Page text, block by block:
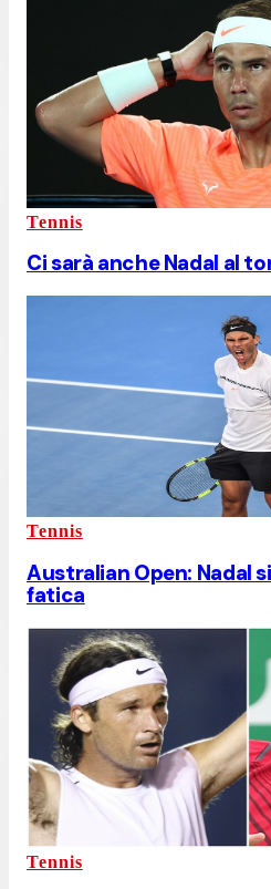
Tennis
Ci sarà anche Nadal al
Tennis
Australian Open: Nadal
fatica
Tennis